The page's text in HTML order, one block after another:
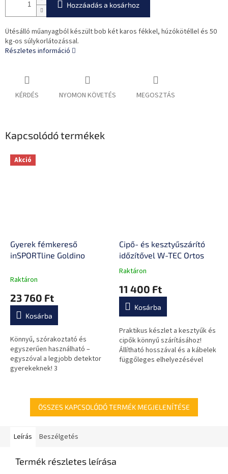
Hozzáadás a kosárhoz
Ütésálló műanyagból készült bob két karos fékkel, húzókötéllel és 50
kg-os súlykorlátozással.
Részletes információ
KÉRDÉS NYOMON KÖVETÉS MEGOSZTÁS
Kapcsolódó termékek
Akció
Gyerek fémkereső
inSPORTline Goldino
Raktáron
23 760 Ft
Kosárba
Könnyű, szórakoztató és
egyszerűen használható –
egyszóval a legjobb detektor
gyerekeknek! 3
hossza könnyen állítható!
Cipő- és kesztyűszárító
időzítővel W-TEC Ortos
A
átlagos
értékelése
0,0
csillag.
Raktáron
11 400 Ft
Kosárba
Praktikus készlet a kesztyűk és
cipők könnyű szárításához!
Állítható hosszával és a kábelek
függőleges elhelyezésével
ÖSSZES KAPCSOLÓDÓ TERMÉK MEGJELENÍTÉSE
Leírás Beszélgetés
Termék részletes leírása